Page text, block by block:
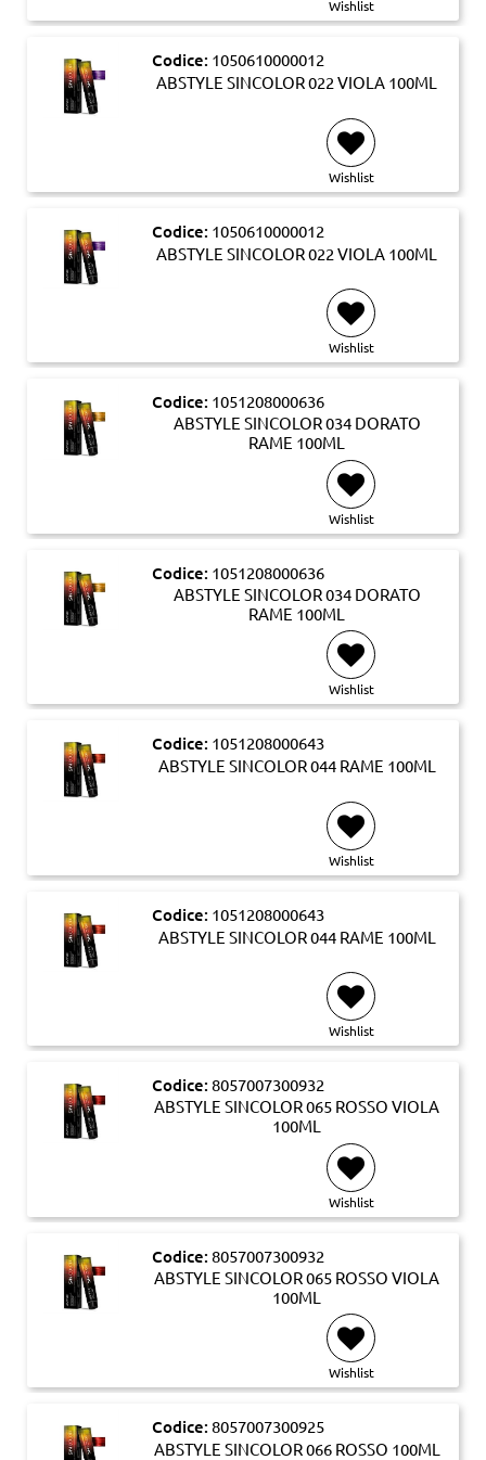
Wishlist
Codice: 1050610000012
ABSTYLE SINCOLOR 022 VIOLA 100ML
Wishlist
Codice: 1050610000012
ABSTYLE SINCOLOR 022 VIOLA 100ML
Wishlist
Codice: 1051208000636
ABSTYLE SINCOLOR 034 DORATO
RAME 100ML
Wishlist
Codice: 1051208000636
ABSTYLE SINCOLOR 034 DORATO
RAME 100ML
Wishlist
Codice: 1051208000643
ABSTYLE SINCOLOR 044 RAME 100ML
Wishlist
Codice: 1051208000643
ABSTYLE SINCOLOR 044 RAME 100ML
Wishlist
Codice: 8057007300932
ABSTYLE SINCOLOR 065 ROSSO VIOLA
100ML
Wishlist
Codice: 8057007300932
ABSTYLE SINCOLOR 065 ROSSO VIOLA
100ML
Wishlist
Codice: 8057007300925
ABSTYLE SINCOLOR 066 ROSSO 100ML